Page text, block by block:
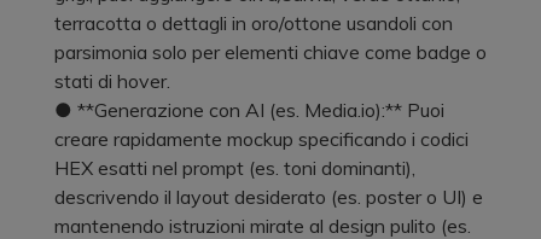
terracotta o dettagli in oro/ottone usandoli con
parsimonia solo per elementi chiave come badge o
stati di hover.
● **Generazione con AI (es. Media.io):** Puoi
creare rapidamente mockup specificando i codici
HEX esatti nel prompt (es. toni dominanti),
descrivendo il layout desiderato (es. poster o UI) e
mantenendo istruzioni mirate al design pulito (es.